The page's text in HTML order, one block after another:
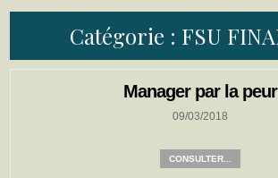
Catégorie : FSU
Manager par la peur
09/03/2018
CONSULTER...